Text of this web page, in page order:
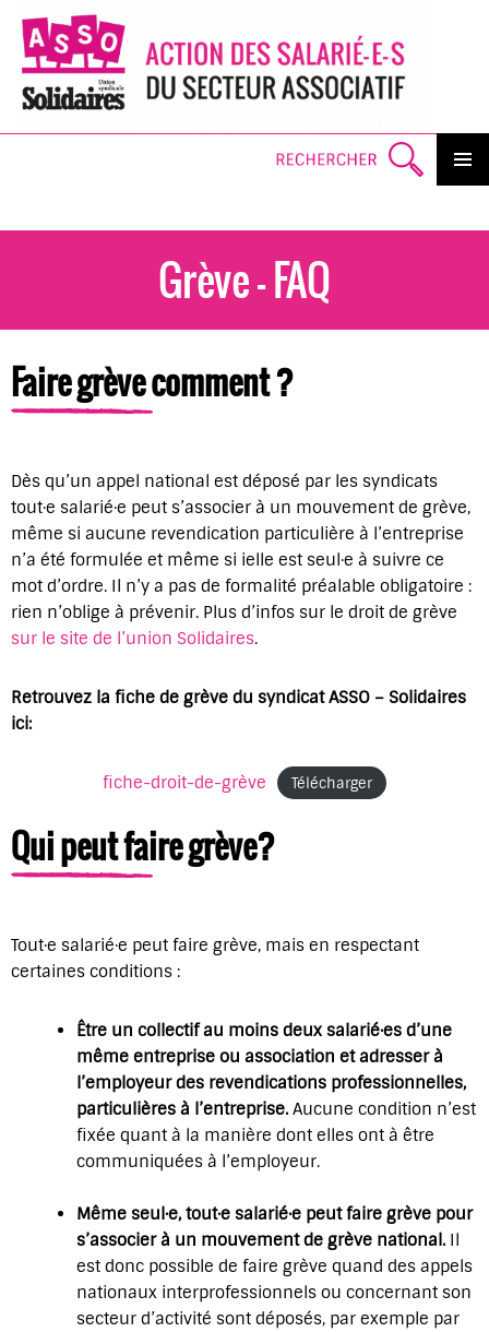
TO
Grève – FAQ
Faire grève comment ?
Dès qu’un appel national est déposé par les syndicats
tout·e salarié·e peut s’associer à un mouvement de grève,
même si aucune revendication particulière à l’entreprise
n’a été formulée et même si ielle est seul·e à suivre ce
mot d’ordre. Il n’y a pas de formalité préalable obligatoire :
rien n’oblige à prévenir. Plus d’infos sur le droit de grève
sur le site de l’union Solidaires.
Retrouvez la fiche de grève du syndicat ASSO – Solidaires
ici:
fiche-droit-de-grève Télécharger
Qui peut faire grève?
Tout·e salarié·e peut faire grève, mais en respectant
certaines conditions :
Être un collectif au moins deux salarié·es d’une
même entreprise ou association et adresser à
l’employeur des revendications professionnelles,
particulières à l’entreprise. Aucune condition n’est
fixée quant à la manière dont elles ont à être
communiquées à l’employeur.
Même seul·e, tout·e salarié·e peut faire grève pour
s’associer à un mouvement de grève national. Il
est donc possible de faire grève quand des appels
nationaux interprofessionnels ou concernant son
secteur d’activité sont déposés, par exemple par